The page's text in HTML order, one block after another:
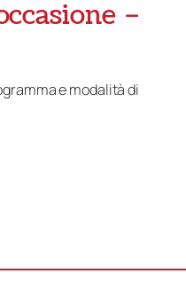
–
e modalità di